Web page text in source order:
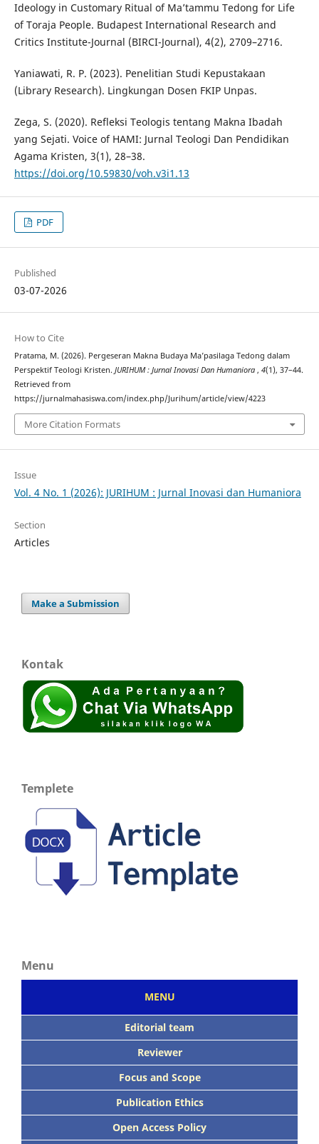
Ideology in Customary Ritual of Ma’tammu Tedong for Life
of Toraja People. Budapest International Research and
Critics Institute-Journal (BIRCI-Journal), 4(2), 2709–2716.
Yaniawati, R. P. (2023). Penelitian Studi Kepustakaan
(Library Research). Lingkungan Dosen FKIP Unpas.
Zega, S. (2020). Refleksi Teologis tentang Makna Ibadah
yang Sejati. Voice of HAMI: Jurnal Teologi Dan Pendidikan
Agama Kristen, 3(1), 28–38.
https://doi.org/10.59830/voh.v3i1.13
PDF
Published
03-07-2026
How to Cite
Pratama, M. (2026). Pergeseran Makna Budaya Ma’pasilaga Tedong dalam
Perspektif Teologi Kristen. JURIHUM : Jurnal Inovasi Dan Humaniora , 4(1), 37–44.
Retrieved from
https://jurnalmahasiswa.com/index.php/Jurihum/article/view/4223
More Citation Formats
Issue
Vol. 4 No. 1 (2026): JURIHUM : Jurnal Inovasi dan Humaniora
Section
Articles
Make a Submission
Kontak
Templete
Menu
MENU
Editorial team
Reviewer
Focus and Scope
Publication Ethics
Open Access Policy